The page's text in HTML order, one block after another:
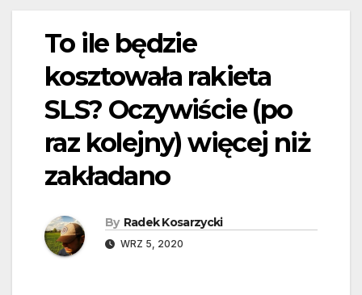
To ile będzie
kosztowała rakieta
SLS? Oczywiście (po
raz kolejny) więcej niż
zakładano
By Radek Kosarzycki
WRZ 5, 2020